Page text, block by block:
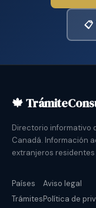
🍁
Directorio informativo
Canadá. Información
extranjeros
Países
Trámites
Aviso legal
Política de